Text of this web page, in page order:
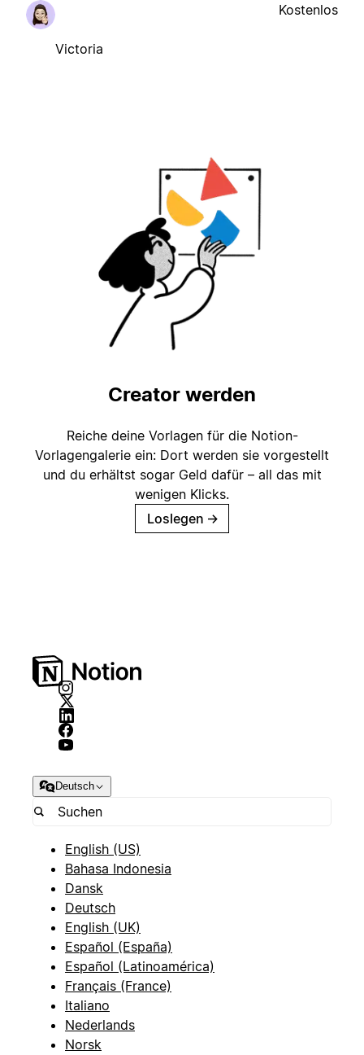
Victoria
Kostenlos
Creator werden
Reiche deine Vorlagen für die Notion-
Vorlagengalerie ein: Dort werden sie vorgestellt
und du erhältst sogar Geld dafür – all das mit
wenigen Klicks.
Loslegen →
Deutsch
English (US)
Bahasa Indonesia
Dansk
Deutsch
English (UK)
Español (España)
Español (Latinoamérica)
Français (France)
Italiano
Nederlands
Norsk